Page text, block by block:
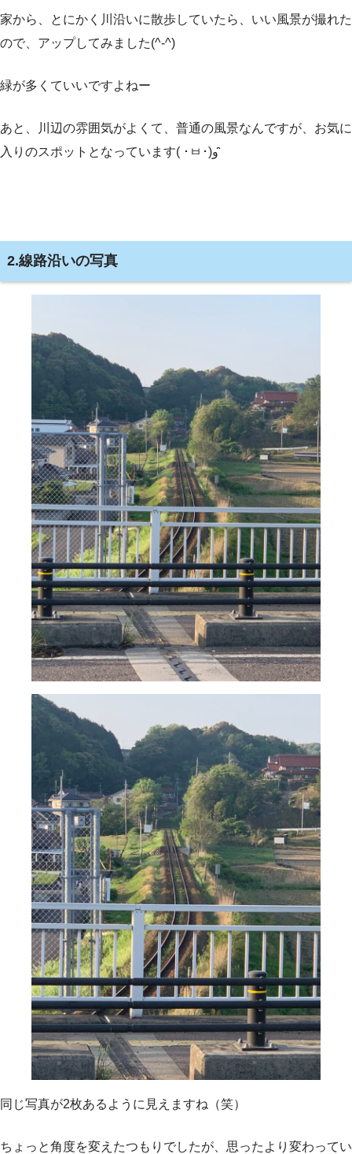
家から、とにかく川沿いに散歩していたら、いい風景が撮れた
ので、アップしてみました(^-^)
緑が多くていいですよねー
あと、川辺の雰囲気がよくて、普通の風景なんですが、お気に
入りのスポットとなっています( ･ㅂ･)و ̑̑
2.線路沿いの写真
同じ写真が2枚あるように見えますね（笑）
ちょっと角度を変えたつもりでしたが、思ったより変わってい